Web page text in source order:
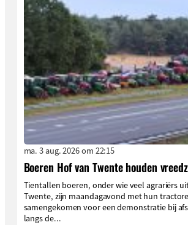
ma. 3 aug. 2026 om 22:15
Boeren Hof van Twente houden
Tientallen boeren, onder wie veel agrariërs
Twente, zijn maandagavond met hun
samengekomen voor een demonstratie bij
langs de...